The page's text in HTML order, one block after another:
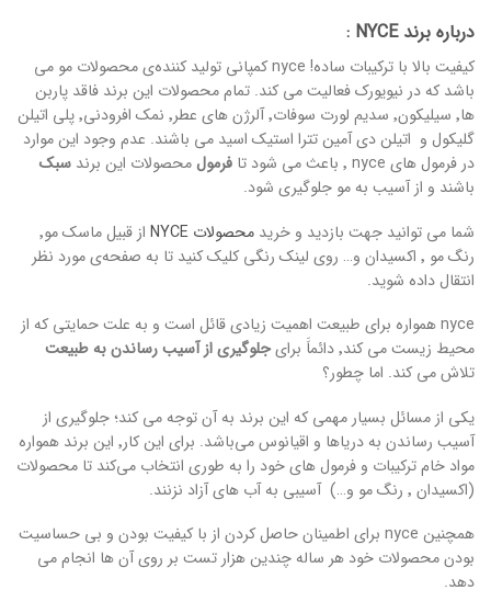
درباره برند NYCE :
کیفیت بالا با ترکیبات ساده! nyce کمپانی تولید کننده‌ی محصولات مو می
باشد که در نیویورک فعالیت می کند. تمام محصولات این برند فاقد پاربن
ها٬ سیلیکون٬ سدیم لورت سوفات٬ آلرژن های عطر٬ نمک افرودنی٬ پلی اتیلن
گلیکول و اتیلن دی آمین تترا استیک اسید می باشند. عدم وجود این موارد
در فرمول های nyce ٬ باعث می شود تا
فرمولمحصولات این برند سبک
باشند و از آسیب به مو جلوگیری شود.
شما می توانید جهت بازدید و خرید محصولات NYCE
از قبیل ماسک مو٬
رنگ مو ٬ اکسیدان و… روی لینک رنگی کلیک کنید تا به صفحه‌ی مورد نظر
انتقال داده شوید.
nyce همواره برای طبیعت اهمیت زیادی قائل است و به علت حمایتی که از
محیط زیست می کند٬ دائماََ برای
جلوگیری از آسیب رساندن به طبیعت
تلاش می کند. اما چطور؟
یکی از مسائل بسیار مهمی که این برند به آن توجه می کند؛ جلوگیری از
آسیب رساندن به دریاها و اقیانوس می‌باشد. برای این کار٬ این برند همواره
مواد خام ترکیبات و فرمول های خود را به طوری انتخاب می‌کند تا محصولات
(اکسیدان ٬ رنگ مو و…) آسیبی به آب های آزاد نزنند.
همچنین nyce برای اطمینان حاصل کردن از با کیفیت بودن و بی حساسیت
بودن محصولات خود هر ساله چندین هزار تست بر روی آن ها انجام می
دهد.